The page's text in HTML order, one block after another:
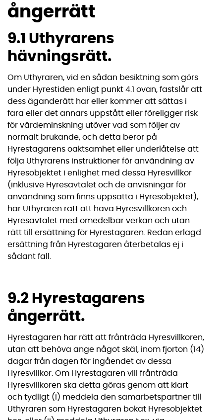
ångerrätt
9.1 Uthyrarens
hävningsrätt.
Om Uthyraren, vid en sådan besiktning som görs
under Hyrestiden enligt punkt 4.1 ovan, fastslår att
dess äganderätt har eller kommer att sättas i
fara eller det annars uppstått eller föreligger risk
för värdeminskning utöver vad som följer av
normalt brukande, och detta beror på
Hyrestagarens oaktsamhet eller underlåtelse att
följa Uthyrarens instruktioner för användning av
Hyresobjektet i enlighet med dessa Hyresvillkor
(inklusive Hyresavtalet och de anvisningar för
användning som finns uppsatta i Hyresobjektet),
har Uthyraren rätt att häva Hyresvillkoren och
Hyresavtalet med omedelbar verkan och utan
rätt till ersättning för Hyrestagaren. Redan erlagd
ersättning från Hyrestagaren återbetalas ej i
sådant fall.
9.2 Hyrestagarens
ångerrätt.
Hyrestagaren har rätt att frånträda Hyresvillkoren,
utan att behöva ange något skäl, inom fjorton (14)
dagar från dagen för ingåendet av dessa
Hyresvillkor. Om Hyrestagaren vill frånträda
Hyresvillkoren ska detta göras genom att klart
och tydligt (i) meddela den samarbetspartner till
Uthyraren som Hyrestagaren bokat Hyresobjektet